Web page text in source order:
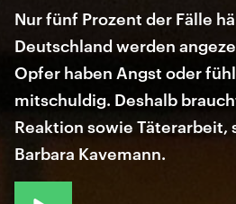
Nur fünf Prozent der Fälle
Deutschland werden
Opfer haben Angst oder
mitschuldig. Deshalb
Reaktion sowie Täterarbeit,
Barbara Kavemann.